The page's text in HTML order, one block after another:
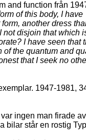
and function från
of this body, I have
another dress
not disjoin that which
I have seen that
the quantum and
that I seek no
1947-1981,
ingen man firade
bilar står en rostig